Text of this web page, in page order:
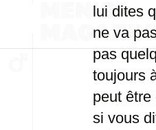
lui dites
ne va
pas
toujours
peut être
si vous